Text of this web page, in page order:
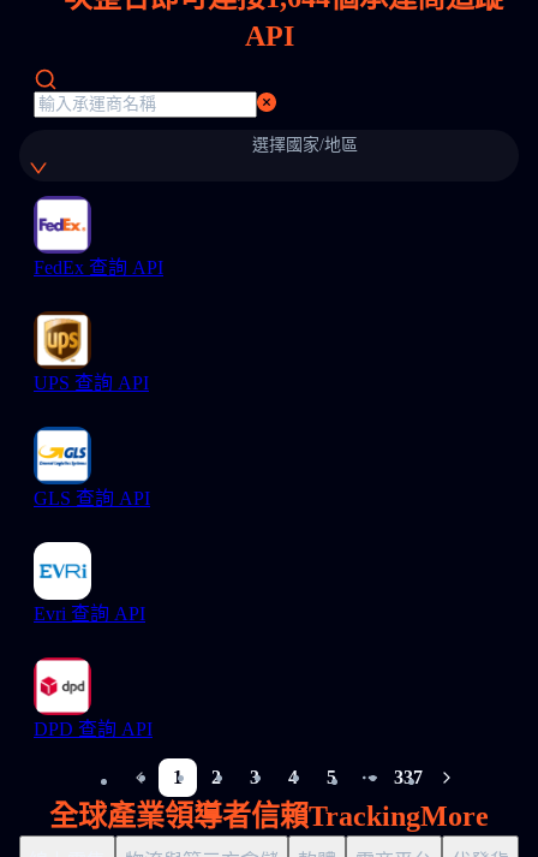
API
選擇國家/地區
FedEx 查詢 API
UPS 查詢 API
GLS 查詢 API
Evri 查詢 API
DPD 查詢 API
1 2 3 4 5
More pages
337
全球產業領導者信賴TrackingMore